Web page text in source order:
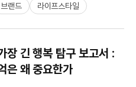
브랜드 라이프스타일
장 긴 행복 탐구 보고서 :
은 왜 중요한가